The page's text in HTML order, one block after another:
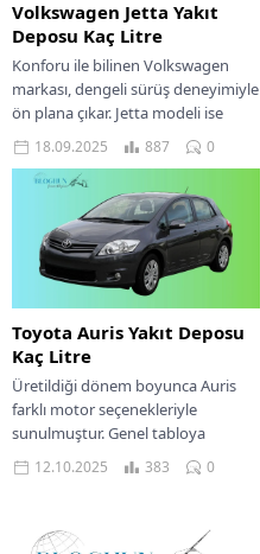
Volkswagen Jetta Yakıt
Deposu Kaç Litre
Konforu ile bilinen Volkswagen
markası, dengeli sürüş deneyimiyle
ön plana çıkar. Jetta modeli ise
Golf’ün sedan versiyonu olarak
hem şehir...
18.09.2025 887 0
Toyota Auris Yakıt Deposu
Kaç Litre
Üretildiği dönem boyunca Auris
farklı motor seçenekleriyle
sunulmuştur. Genel tabloya
bakıldığında Toyota Auris yakıt
deposu 50 LT’dir. Bu değer, hem...
12.10.2025 383 0